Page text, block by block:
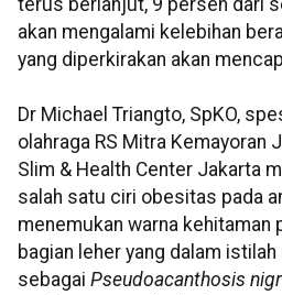
terus berlanjut, 9 persen dari
akan mengalami kelebihan
yang diperkirakan akan
Dr Michael Triangto, SpKO,
olahraga RS Mitra Kemayoran
Slim & Health Center Jakarta
salah satu ciri obesitas pada
menemukan warna kehitaman
bagian leher yang dalam
sebagai Pseudoacanthosis